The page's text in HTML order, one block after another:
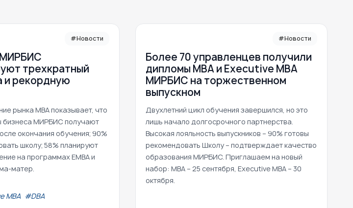
#Новости
МИРБИС
трехкратный
и рекордную
рынка MBA показывает, что
бизнеса МИРБИС получают
окончания обучения; 90%
школу; 58% планируют
на программах EMBA и
матер.
MBA #DBA
#Новости
Более 70 управленцев получили
дипломы MBA и Executive MBA
МИРБИС на торжественном
выпускном
Двухлетний цикл обучения завершился, но это
лишь начало долгосрочного партнерства.
Высокая лояльность выпускников – 90% готовы
рекомендовать Школу – подтверждает качество
образования МИРБИС. Приглашаем на новый
набор: MBA – 25 сентября, Executive MBA – 30
октября.